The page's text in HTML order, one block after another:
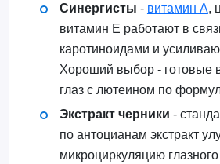
Синергисты - витамин А,
витамин Е работают в
каротиноидами и
Хороший выбор - готовые
глаз с лютеином по
Экстракт черники -
по антоцианам экстракт
микроциркуляцию